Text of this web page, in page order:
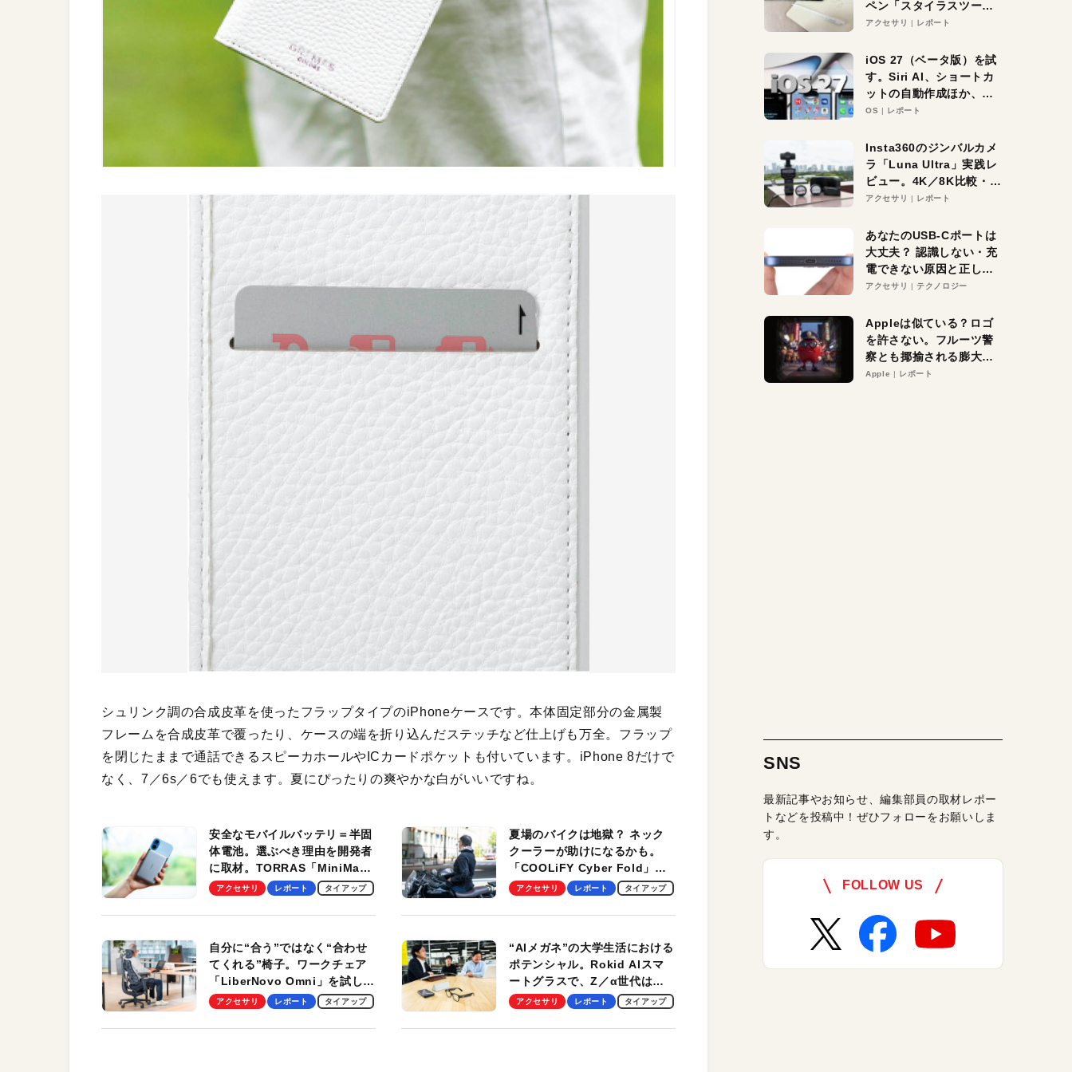
シュリンク調の合成皮革を使ったフラップタイプのiPhoneケースです。本体固定部分の金属製
フレームを合成皮革で覆ったり、ケースの端を折り込んだステッチなど仕上げも万全。フラップ
を閉じたままで通話できるスピーカホールやICカードポケットも付いています。iPhone 8だけで
なく、7／6s／6でも使えます。夏にぴったりの爽やかな白がいいですね。
安全なモバイルバッテリ＝半固
体電池。選ぶべき理由を開発者
に取材。TORRAS「MiniMag
Pro」の実機レビューも
アクセサリ レポート タイアップ
夏場のバイクは地獄？ ネック
クーラーが助けになるかも。
「COOLiFY Cyber Fold」レ
ビュー。冷却の速さ、密着する
性がグッド！
アクセサリ レポート タイアップ
自分に“合う”ではなく“合わせ
てくれる”椅子。ワークチェア
「LiberNovo Omni」を試して
わかったその魅力。まさかのス
アクセサリ レポート タイアップ
“AIメガネ”の大学生活における
ポテンシャル。Rokid AIスマ
ートグラスで、Z／α世代は何
を見る？ 現役学生起業家、そ
【PR】
アクセサリ レポート タイアップ
ペン「スタイラスツーウ
ェイ」レビュー。持ち替
アクセサリ レポート
iOS 27（ベータ版）を試
す。Siri AI、ショートカ
ットの自動作成ほか、期
待大の便利機能5選。
る未来はすぐそこ！
OS レポート
Insta360のジンバルカメ
ラ「Luna Ultra」実践レ
ビュー。4K／8K比較・ズ
ーム・夜間撮影をチェッ
アクセサリ レポート
あなたのUSB-Cポートは
大丈夫？ 認識しない・充
電できない原因と正しい
対策
アクセサリ テクノロジー
Appleは似ている？ロゴ
を許さない。フルーツ警
察とも揶揄される膨大な
異議申し立て。対象は非
Apple レポート
SNS
最新記事やお知らせ、編集部員の取材レポー
トなどを投稿中！ぜひフォローをお願いしま
す。
FOLLOW US